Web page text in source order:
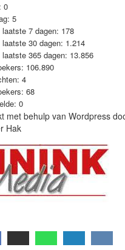
0
5
7 dagen: 178
30 dagen: 1.214
365 dagen: 13.856
106.890
4
68
0
met behulp van Wordpress
Hak